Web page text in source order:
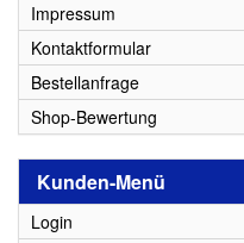
Impressum
Kontaktformular
Bestellanfrage
Shop-Bewertung
Kunden-Menü
Login